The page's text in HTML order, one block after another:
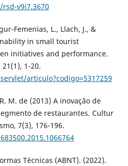
v9i7.3670
Femenias, L., Llach, J., &
in small tourist
initiatives and performance.
1-20.
articulo?codigo=5317259
M. de (2013) A inovação de
de restaurantes. Cultur
7(3), 176-196.
Técnicas (ABNT). (2022).